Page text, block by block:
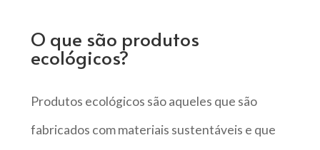
O que são produtos
ecológicos?
Produtos ecológicos são aqueles que são
fabricados com materiais sustentáveis e que